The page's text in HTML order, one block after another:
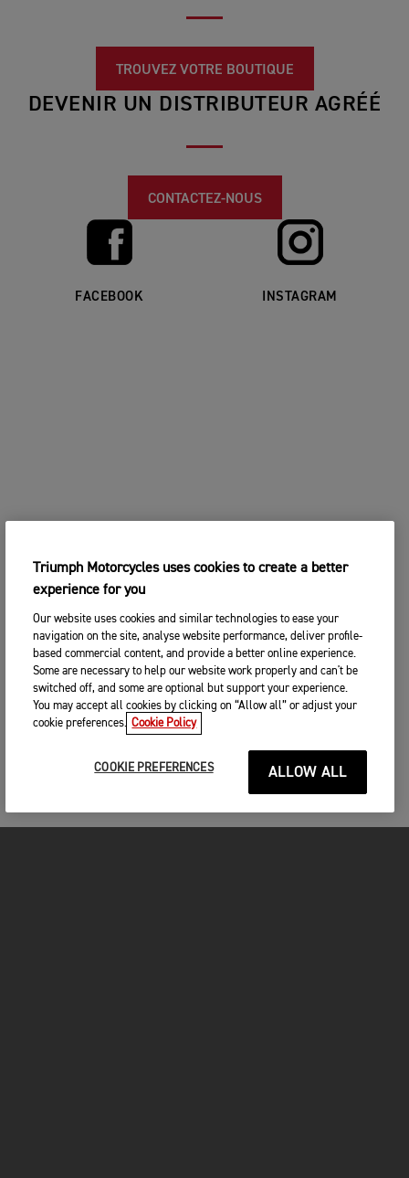
TROUVEZ VOTRE BOUTIQUE
DEVENIR UN DISTRIBUTEUR AGRÉÉ
CONTACTEZ-NOUS
FACEBOOK INSTAGRAM
Triumph Motorcycles uses cookies to create a better
experience for you
Our website uses cookies and similar technologies to ease your
navigation on the site, analyse website performance, deliver profile-
based commercial content, and provide a better online experience.
Some are necessary to help our website work properly and can't be
switched off, and some are optional but support your experience.
You may accept all cookies by clicking on “Allow all” or adjust your
cookie preferences. Cookie Policy
COOKIE PREFERENCES ALLOW ALL